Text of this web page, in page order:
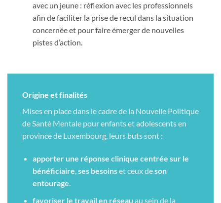
avec un jeune : réflexion avec les professionnels
afin de faciliter la prise de recul dans la situation
concernée et pour faire émerger de nouvelles
pistes d’action.
Origine et finalités
Mises en place dans le cadre de la Nouvelle Politique
de Santé Mentale pour enfants et adolescents en
province de Luxembourg, leurs buts sont :
apporter une réponse clinique centrée sur le
bénéficiaire,ses besoinset ceux deson
entourage.
favoriser le travail en réseau au sein de la